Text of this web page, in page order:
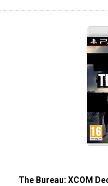
The Bureau: XCOM